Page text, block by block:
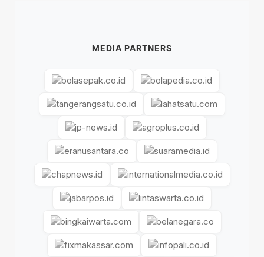
MEDIA PARTNERS